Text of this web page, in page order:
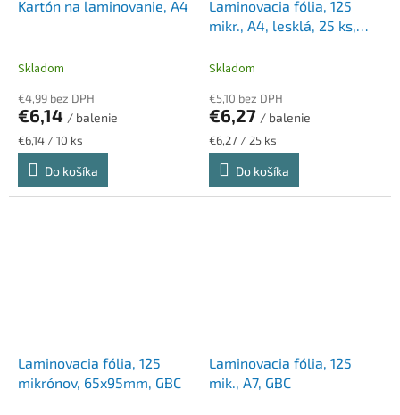
Kartón na laminovanie, A4
Skladom
€4,99 bez DPH
€6,14 / balenie
Jednotková
cena:
€6,14 / 10 ks
Do košíka
Laminovacia fólia, 125
mikr., A4, lesklá, 25 ks,
Skladom
€5,10 bez DPH
€6,27 / balenie
Jednotková
cena:
€6,27 / 25 ks
Do košíka
Laminovacia fólia, 125
mikrónov, 65x95mm, GBC
Laminovacia fólia, 125
mik., A7, GBC